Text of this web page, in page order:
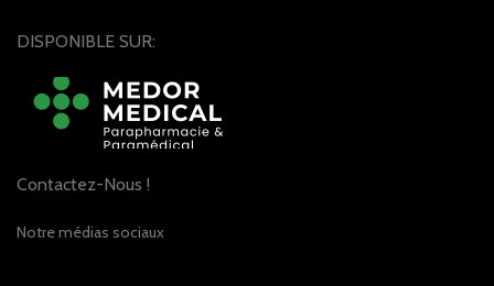
DISPONIBLE SUR:
Contactez-Nous !
Notre médias sociaux